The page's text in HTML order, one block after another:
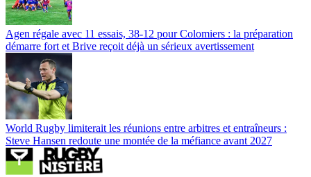
Agen régale avec 11 essais, 38-12 pour Colomiers : la préparation
démarre fort et Brive reçoit déjà un sérieux avertissement
World Rugby limiterait les réunions entre arbitres et entraîneurs :
Steve Hansen redoute une montée de la méfiance avant 2027